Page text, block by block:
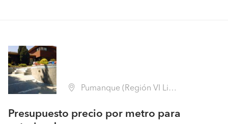
Pumanque (Región VI Libertador B. O'Higgins - Colchagua)
Presupuesto precio por metro para